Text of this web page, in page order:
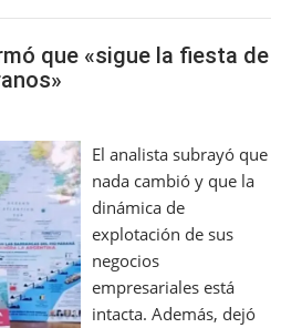
ai
l
p
que «sigue la fiesta de
El analista subrayó que
nada cambió y que la
dinámica de
explotación de sus
negocios
empresariales está
intacta. Además, dejó